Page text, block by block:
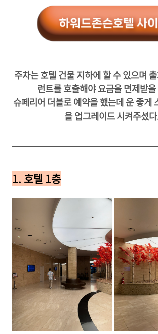
주차는 호텔 건물 지하에 할 수 있으며
런트를 호출해야 요금을 면제받
슈페리어 더블로 예약을 했는데 운 좋게
을 업그레이드 시켜주셨
1. 호텔 1층